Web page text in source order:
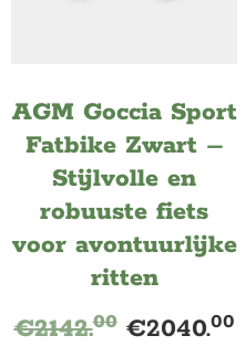
AGM Goccia Sport
Fatbike Zwart –
Stijlvolle en
robuuste fiets
voor avontuurlijke
ritten
€2142.00 €2040.00